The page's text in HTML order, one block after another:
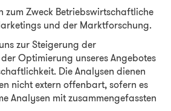
zum Zweck Betriebswirtschaftliche
und der Marktforschung.
zur Steigerung der
Optimierung unseres Angebotes
Die Analysen dienen
nicht extern offenbart, sofern es
Analysen mit zusammengefassten